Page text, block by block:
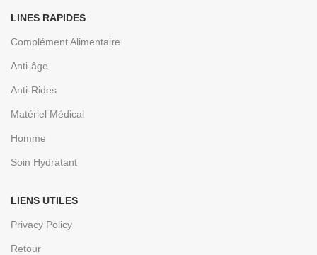
LINES RAPIDES
Complément Alimentaire
Anti-âge
Anti-Rides
Matériel Médical
Homme
Soin Hydratant
LIENS UTILES
Privacy Policy
Retour